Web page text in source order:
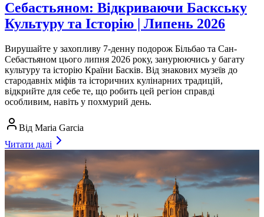
Себастьяном: Відкриваючи Баскську
Культуру та Історію | Липень 2026
Вирушайте у захопливу 7-денну подорож Більбао та Сан-
Себастьяном цього липня 2026 року, занурюючись у багату
культуру та історію Країни Басків. Від знакових музеїв до
стародавніх міфів та історичних кулінарних традицій,
відкрийте для себе те, що робить цей регіон справді
особливим, навіть у похмурий день.
Від Maria Garcia
Читати далі